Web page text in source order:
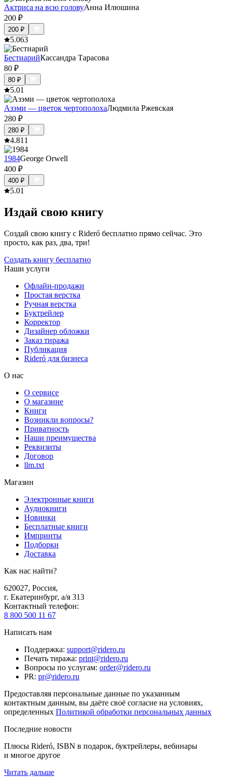
Актриса на всю головуАнна Илюшина
200 ₽
200 ₽
5.063
БестиарийКассандра Тарасова
80 ₽
80 ₽
5.01
Азэми — цветок чертополохаЛюдмила Ржевская
280 ₽
280 ₽
4.811
1984George Orwell
400 ₽
400 ₽
5.01
Издай свою книгу
Создай свою книгу с Rideró бесплатно прямо сейчас. Это
просто, как раз, два, три!
Создать книгу бесплатно
Наши услуги
Офлайн-продажи
Простая верстка
Ручная верстка
Буктрейлер
Корректор
Дизайнер обложки
Заказ тиража
Публикация
Rideró для бизнеса
О нас
О сервисе
О магазине
Книги
Возникли вопросы?
Приватность
Наши преимущества
Реквизиты
Договор
llm.txt
Магазин
Электронные книги
Аудиокниги
Новинки
Бесплатные книги
Импринты
Подборки
Доставка
Как нас найти?
620027, Россия,
г. Екатеринбург, а/я 313
Контактный телефон:
8 800 500 11 67
Написать нам
Поддержка: support@ridero.ru
Печать тиража: print@ridero.ru
Вопросы по услугам: order@ridero.ru
PR: pr@ridero.ru
Предоставляя персональные данные по указанным
контактным данным, вы даёте своё согласие на условиях,
определенных Политикой обработки персональных данных
Последние новости
Плюсы Rideró, ISBN в подарок, буктрейлеры, вебинары
и многое другое
Читать дальше